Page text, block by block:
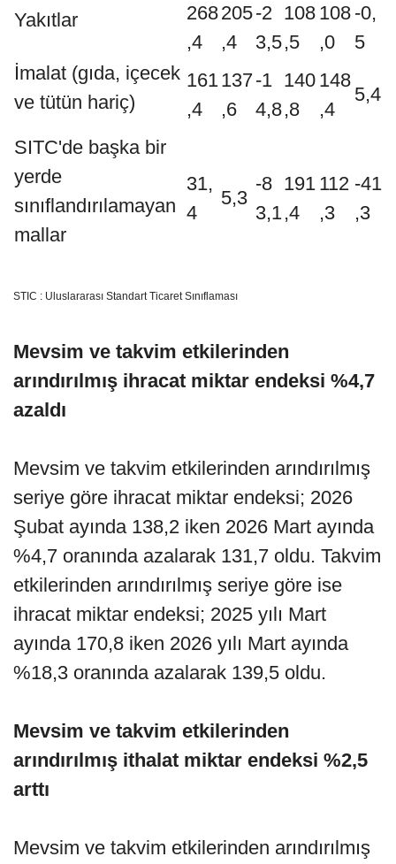
Yakıtlar
268
,4
205
,4
-2
3,5
108
,5
108
,0
-0,
5
İmalat (gıda, içecek
ve tütün hariç)
161
,4
137
,6
-1
4,8
140
,8
148
,4
5,4
SITC'de başka bir
yerde
sınıflandırılamayan
mallar
31,
4
5,3
-8
3,1
191
,4
112
,3
-41
,3
STIC : Uluslararası Standart Ticaret Sınıflaması
Mevsim ve takvim etkilerinden
arındırılmış ihracat miktar endeksi %4,7
azaldı
Mevsim ve takvim etkilerinden arındırılmış
seriye göre ihracat miktar endeksi; 2026
Şubat ayında 138,2 iken 2026 Mart ayında
%4,7 oranında azalarak 131,7 oldu. Takvim
etkilerinden arındırılmış seriye göre ise
ihracat miktar endeksi; 2025 yılı Mart
ayında 170,8 iken 2026 yılı Mart ayında
%18,3 oranında azalarak 139,5 oldu.
Mevsim ve takvim etkilerinden
arındırılmış ithalat miktar endeksi %2,5
arttı
Mevsim ve takvim etkilerinden arındırılmış